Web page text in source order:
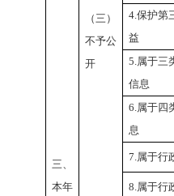
三、
本年
（三）
不予公
开
4.保护第
益
5.属于三
信息
6.属于四
息
7.属于行
8.属于行